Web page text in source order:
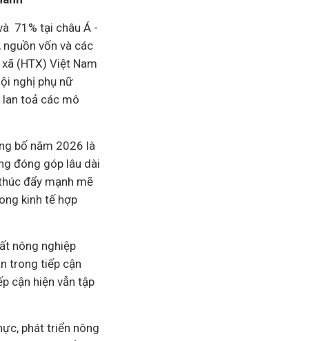
71% tại châu Á -
vốn và các
(HTX) Việt Nam
nghị phụ nữ
toả các mô
bố năm 2026 là
đóng góp lâu dài
đẩy mạnh mẽ
kinh tếhợp
nông nghiệp
trong tiếp cận
cận hiện vẫn tập
phát triển nông